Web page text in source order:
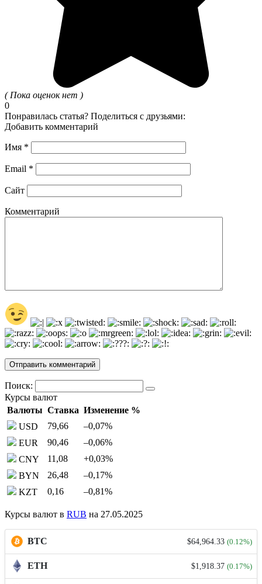
( Пока оценок нет )
0
Понравилась статья? Поделиться с друзьями:
Добавить комментарий
Имя *
Email *
Сайт
Комментарий
Поиск:
Курсы валют
Валюты Ставка Изменение %
USD
79,66 –0,07%
EUR
90,46 –0,06%
CNY
11,08 +0,03%
BYN
26,48 –0,17%
KZT
0,16 –0,81%
Курсы валют в RUB на 27.05.2025
BTC $64,964.33 (0.12%)
ETH $1,918.37 (0.17%)